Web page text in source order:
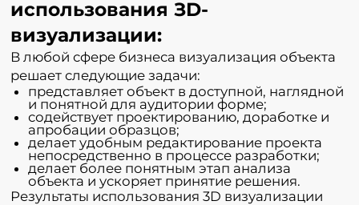
использования ЗD-
визуализации:
В любой сфере бизнеса визуализация объекта
решает следующие задачи:
представляет объект в доступной, наглядной
и понятной для аудитории форме;
содействует проектированию, доработке и
апробации образцов;
делает удобным редактирование проекта
непосредственно в процессе разработки;
делает более понятным этап анализа
объекта и ускоряет принятие решения.
Результаты использования 3D визуализации